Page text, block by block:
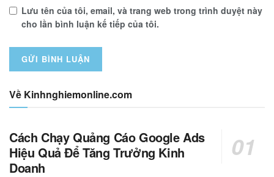
Lưu tên của tôi, email, và trang web trong trình duyệt này
cho lần bình luận kế tiếp của tôi.
Về Kinhnghiemonline.com
Cách Chạy Quảng Cáo Google Ads
Hiệu Quả Để Tăng Trưởng Kinh
Doanh